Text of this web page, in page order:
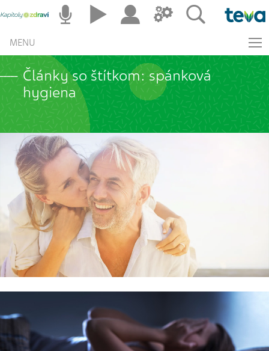
MENU
Články so štítkom: spánková
hygiena